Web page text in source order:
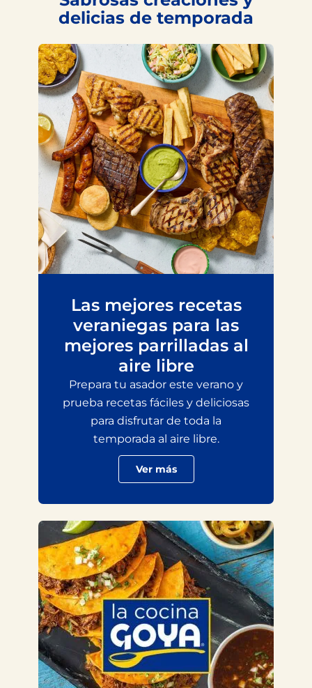
delicias de temporada
Las mejores recetas
veraniegas para las
mejores parrilladas al
aire libre
Prepara tu asador este verano y
prueba recetas fáciles y deliciosas
para disfrutar de toda la
temporada al aire libre.
Ver más